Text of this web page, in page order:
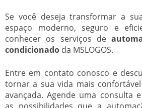
Se você deseja transformar a
espaço moderno, seguro e
conhecer os serviços de
condicionado da MSLOGOS.
Entre em contato conosco e
tornar a sua vida mais
avançada. Agende uma consulta